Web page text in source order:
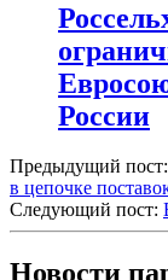
России
Предыдущий пост:
в цепочке
Следующий пост:
Новости